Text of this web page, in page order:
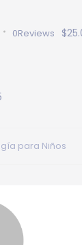
0Reviews
para Niños